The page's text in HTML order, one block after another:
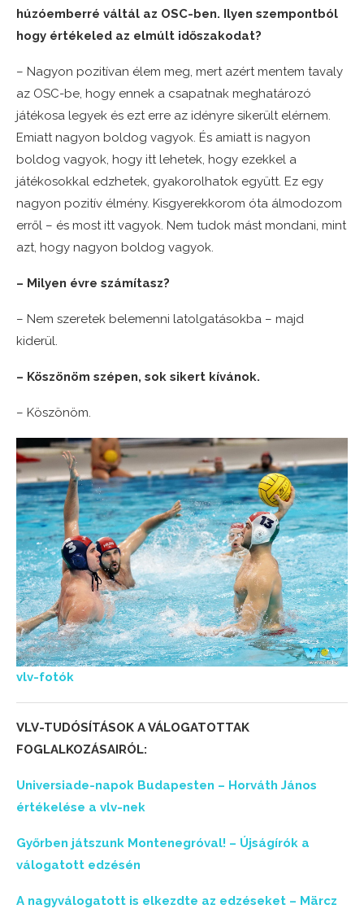
húzóemberré váltál az OSC-ben. Ilyen szempontból
hogy értékeled az elmúlt időszakodat?
– Nagyon pozitívan élem meg, mert azért mentem tavaly
az OSC-be, hogy ennek a csapatnak meghatározó
játékosa legyek és ezt erre az idényre sikerült elérnem.
Emiatt nagyon boldog vagyok. És amiatt is nagyon
boldog vagyok, hogy itt lehetek, hogy ezekkel a
játékosokkal edzhetek, gyakorolhatok együtt. Ez egy
nagyon pozitív élmény. Kisgyerekkorom óta álmodozom
erről – és most itt vagyok. Nem tudok mást mondani, mint
azt, hogy nagyon boldog vagyok.
– Milyen évre számítasz?
– Nem szeretek belemenni latolgatásokba – majd
kiderül.
– Köszönöm szépen, sok sikert kívánok.
– Köszönöm.
vlv-fotók
VLV-TUDÓSÍTÁSOK A VÁLOGATOTTAK
FOGLALKOZÁSAIRÓL:
Universiade-napok Budapesten – Horváth János
értékelése a vlv-nek
Győrben játszunk Montenegróval! – Újságírók a
válogatott edzésén
A nagyválogatott is elkezdte az edzéseket – Märcz